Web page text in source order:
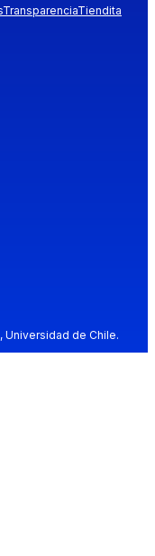
TransparenciaTiendita
Universidad de Chile.